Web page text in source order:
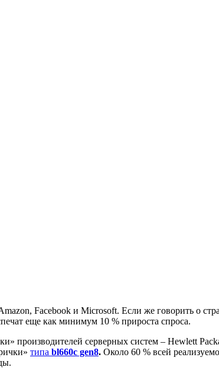
Facebook и Microsoft. Если же говорить о
еще как минимум 10 % прироста спроса.
производителей серверных систем – Hewlett
типа bl660c gen8. Около 60 % всей